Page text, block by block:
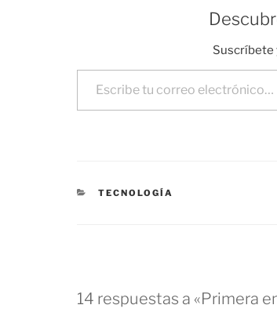
Suscríbete
Escribe tu correo electrónico…
CATEGORÍAS
TECNOLOGÍA
14 respuestas a «Primera